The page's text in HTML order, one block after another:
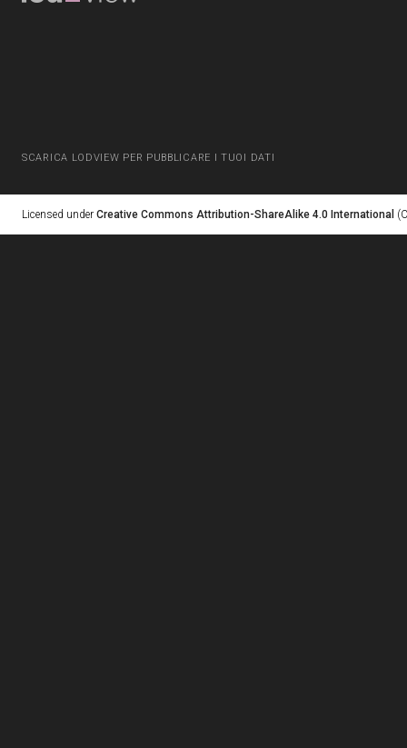
SCARICA LODVIEW PER PUBBLICARE I TUOI DATI
Licensed under Creative Commons Attribution-ShareAlike 4.0 International